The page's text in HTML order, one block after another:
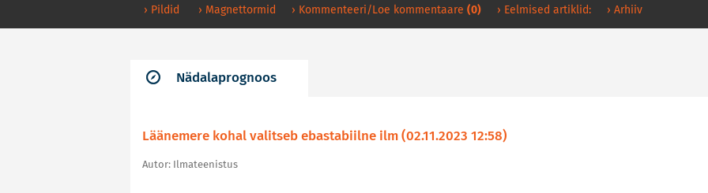
› Pildid › Magnettormid › Kommenteeri/Loe kommentaare (0) › Eelmised artiklid: › Arhiiv
Nädalaprognoos
Läänemere kohal valitseb ebastabiilne ilm (02.11.2023 12:58)
Autor: Ilmateenistus